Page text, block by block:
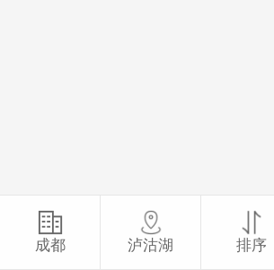
成都 泸沽湖 排序